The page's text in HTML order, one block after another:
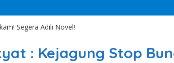
Segera Adili Novel!
: Kejagung Stop